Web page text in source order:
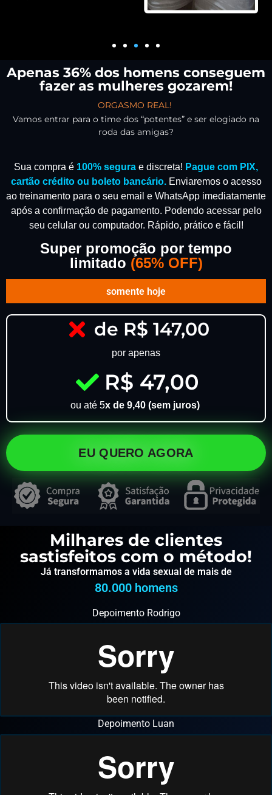
Apenas 36% dos homens conseguem
fazer as mulheres gozarem!
ORGASMO REAL!
Vamos entrar para o time dos “potentes” e ser elogiado na
roda das amigas?
Sua compra é 100% segura e discreta! Pague com PIX,
cartão crédito ou boleto bancário. Enviaremos o acesso
ao treinamento para o seu email e WhatsApp imediatamente
após a confirmação de pagamento. Podendo acessar pelo
seu celular ou computador. Rápido, prático e fácil!
Super promoção por tempo
limitado (65% OFF)
somente hoje
de R$ 147,00
por apenas
R$ 47,00
ou até 5x de 9,40 (sem juros)
EU QUERO AGORA
Milhares de clientes
sastisfeitos com o método!
Já transformamos a vida sexual de mais de
80.000 homens
Depoimento Rodrigo
Depoimento Luan